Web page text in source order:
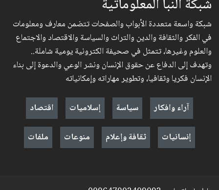
شبكة النبأ المعلوماتية
شبكة واسعة متعددة الأبواب والصفحات تتضمن معارف ومعلومات
في الفكر والثقافة والدين والتراث والسياسة والاقتصاد والاجتماع
والعلوم وغيرها، تتمثل في صحيفة الكترونية يومية شاملة..
وتهدف إلى الدفاع عن حقوق الإنسان ونشر الوعي والدعوة إلى بناء
الإنسان فكريا وثقافيا، وتطوير مهاراته وإمكانياته
آراء وافكار
سياسة إسلاميات
اقتصاد
إنسانيات
ثقافة وإعلام منوعات ملفات